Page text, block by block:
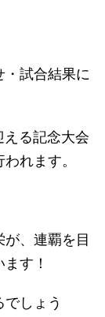
試合結果に
る記念大会
れます。
、連覇を目
す！
しょう